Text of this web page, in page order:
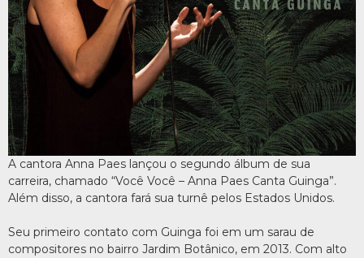
A cantora Anna Paes lançou o segundo álbum de sua
carreira, chamado “Você Você – Anna Paes Canta Guinga”.
Além disso, a cantora fará sua turnê pelos Estados Unidos.
Seu primeiro contato com Guinga foi em um sarau de
compositores no bairro Jardim Botânico, em 2013. Com alto